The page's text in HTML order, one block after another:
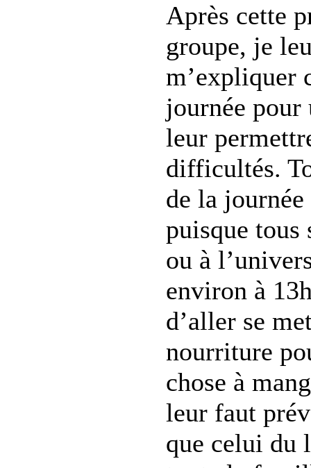
Après cette
groupe, je
m’expliquer
journée pour
leur
difficultés.
de la journée
puisque tous
ou à
environ à
d’aller se
nourriture
chose à
leur faut
que celui du